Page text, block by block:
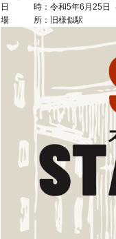
日 時：令和5年6月25日
場 所：旧様似駅